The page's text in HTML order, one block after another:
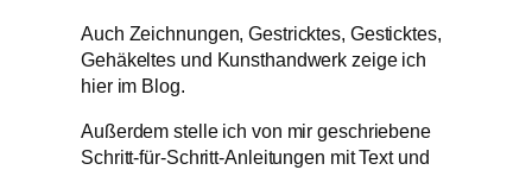
Auch Zeichnungen, Gestricktes, Gesticktes,
Gehäkeltes und Kunsthandwerk zeige ich
hier im Blog.
Außerdem stelle ich von mir geschriebene
Schritt-für-Schritt-Anleitungen mit Text und